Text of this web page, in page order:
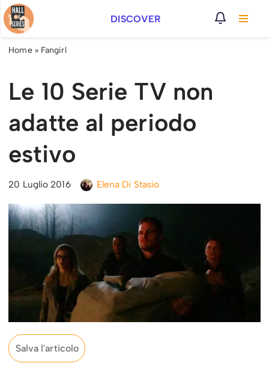
Vai
al
DISCOVER
Home» Fangirl
Le 10 Serie TV non
adatte al periodo
estivo
20 Luglio 2016 Elena Di Stasio
Salva l'articolo